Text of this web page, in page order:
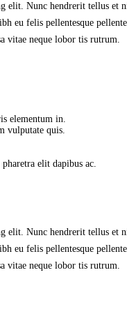
elit. Nunc hendrerit tellus et
eu felis pellentesque
vitae neque lobor tis rutrum.
elementum in.
vulputate quis.
elit dapibus ac.
elit. Nunc hendrerit tellus et
eu felis pellentesque
vitae neque lobor tis rutrum.